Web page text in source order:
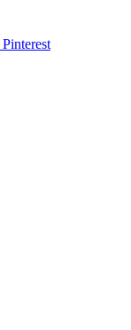
Pinterest